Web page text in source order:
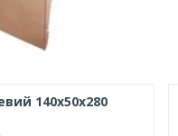
140x50x280